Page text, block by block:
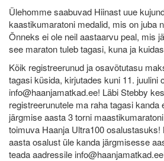
Ülehomme saabuvad Hiinast uue
kaastikumaratoni medalid, mis on juba
Õnneks ei ole neil aastaarvu peal, mis
see maraton tuleb tagasi, kuna ja
Kõik registreerunud ja osavõtutasu
tagasi küsida, kirjutades kuni 11. juulini
info@haanjamatkad.ee! Läbi Stebby
registreerunutele ma raha tagasi kanda
järgmise aasta 3 torni
toimuva Haanja Ultra100
aasta osalust üle kanda järgmisesse
teada aadressile